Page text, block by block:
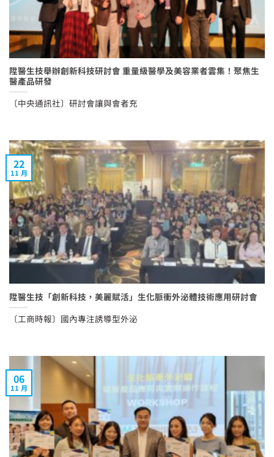
陞醫生技舉辦創新科技研討會 重量級醫學及美容業者雲集！聚焦生
醫產品研發
〔中央通訊社〕研討會讓與會者充
陞醫生技「創新科技，美麗賦活」生化脈衝外泌體技術應用研討會
〔工商時報〕國內專注誘導型外泌
22
11 月
06
11 月